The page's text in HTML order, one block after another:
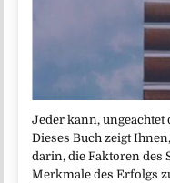
Jeder kann,
Dieses Buch zeigt
darin, die Faktoren des
Merkmale des Erfolgs